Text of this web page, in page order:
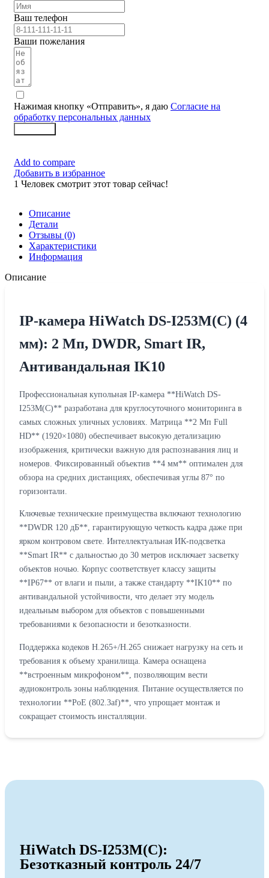
Ваш телефон
Ваши пожелания
Нажимая кнопку «Отправить», я даю Согласие на
обработку персональных данных
Add to compare
Добавить в избранное
1 Человек смотрит этот товар сейчас!
Описание
Детали
Отзывы (0)
Характеристики
Информация
Описание
IP-камера HiWatch DS-I253M(С) (4
мм): 2 Мп, DWDR, Smart IR,
Антивандальная IK10
Профессиональная купольная IP-камера **HiWatch DS-
I253M(С)** разработана для круглосуточного мониторинга в
самых сложных уличных условиях. Матрица **2 Мп Full
HD** (1920×1080) обеспечивает высокую детализацию
изображения, критически важную для распознавания лиц и
номеров. Фиксированный объектив **4 мм** оптимален для
обзора на средних дистанциях, обеспечивая углы 87° по
горизонтали.
Ключевые технические преимущества включают технологию
**DWDR 120 дБ**, гарантирующую четкость кадра даже при
ярком контровом свете. Интеллектуальная ИК-подсветка
**Smart IR** с дальностью до 30 метров исключает засветку
объектов ночью. Корпус соответствует классу защиты
**IP67** от влаги и пыли, а также стандарту **IK10** по
антивандальной устойчивости, что делает эту модель
идеальным выбором для объектов с повышенными
требованиями к безопасности и безотказности.
Поддержка кодеков H.265+/H.265 снижает нагрузку на сеть и
требования к объему хранилища. Камера оснащена
**встроенным микрофоном**, позволяющим вести
аудиоконтроль зоны наблюдения. Питание осуществляется по
технологии **PoE (802.3af)**, что упрощает монтаж и
сокращает стоимость инсталляции.
HiWatch DS-I253M(С):
Безотказный контроль 24/7